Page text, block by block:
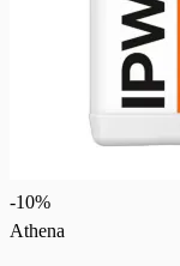
-10%
Athena